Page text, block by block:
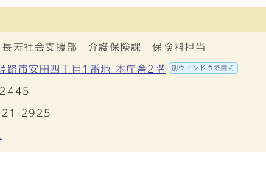
寿社会支援部 介護保険課 保険料担当
市安田四丁目1番地 本庁舎2階 別ウィンドウで開く
2925